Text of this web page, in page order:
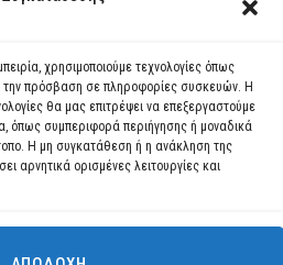
χρησιμοποιούμε τεχνολογίες όπως
την πρόσβαση σε πληροφορίες συσκευών. Η
θα μας επιτρέψει να επεξεργαστούμε
όπως συμπεριφορά περιήγησης ή μοναδικά
Η μη συγκατάθεση ή η ανάκληση της
αρνητικά ορισμένες λειτουργίες και